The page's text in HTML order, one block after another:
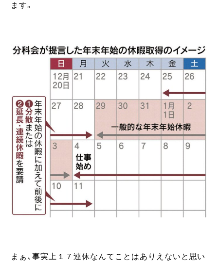
ます。
まぁ、事実上１７連休なんてことはありえないと思い